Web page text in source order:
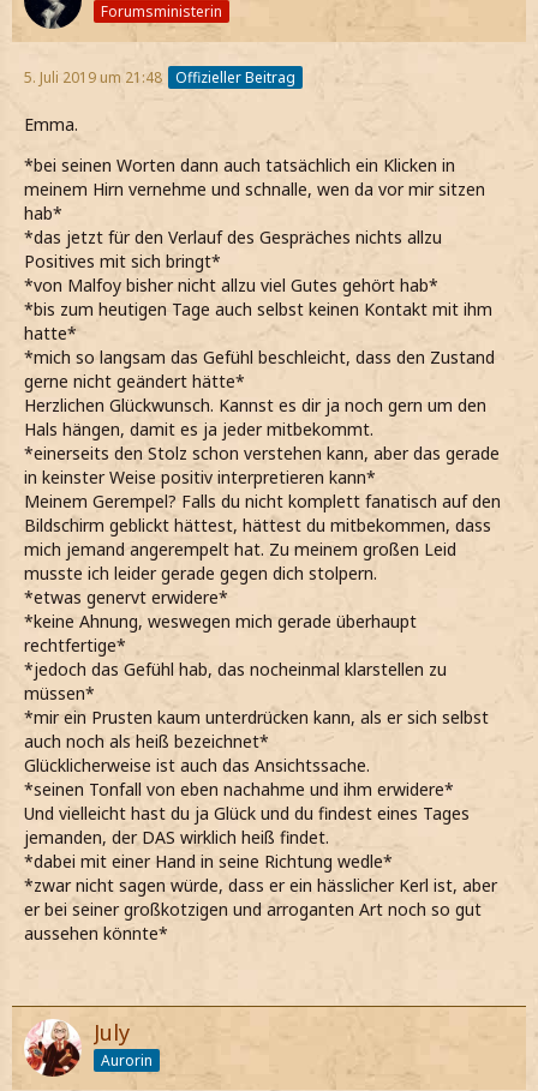
Forumsministerin
5. Juli 2019 um 21:48 Offizieller Beitrag
Emma.
*bei seinen Worten dann auch tatsächlich ein Klicken in
meinem Hirn vernehme und schnalle, wen da vor mir sitzen
hab*
*das jetzt für den Verlauf des Gespräches nichts allzu
Positives mit sich bringt*
*von Malfoy bisher nicht allzu viel Gutes gehört hab*
*bis zum heutigen Tage auch selbst keinen Kontakt mit ihm
hatte*
*mich so langsam das Gefühl beschleicht, dass den Zustand
gerne nicht geändert hätte*
Herzlichen Glückwunsch. Kannst es dir ja noch gern um den
Hals hängen, damit es ja jeder mitbekommt.
*einerseits den Stolz schon verstehen kann, aber das gerade
in keinster Weise positiv interpretieren kann*
Meinem Gerempel? Falls du nicht komplett fanatisch auf den
Bildschirm geblickt hättest, hättest du mitbekommen, dass
mich jemand angerempelt hat. Zu meinem großen Leid
musste ich leider gerade gegen dich stolpern.
*etwas genervt erwidere*
*keine Ahnung, weswegen mich gerade überhaupt
rechtfertige*
*jedoch das Gefühl hab, das nocheinmal klarstellen zu
müssen*
*mir ein Prusten kaum unterdrücken kann, als er sich selbst
auch noch als heiß bezeichnet*
Glücklicherweise ist auch das Ansichtssache.
*seinen Tonfall von eben nachahme und ihm erwidere*
Und vielleicht hast du ja Glück und du findest eines Tages
jemanden, der DAS wirklich heiß findet.
*dabei mit einer Hand in seine Richtung wedle*
*zwar nicht sagen würde, dass er ein hässlicher Kerl ist, aber
er bei seiner großkotzigen und arroganten Art noch so gut
aussehen könnte*
July
Aurorin